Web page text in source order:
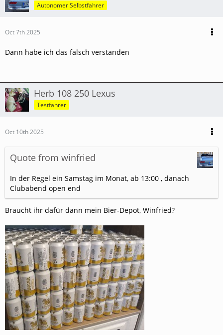
Autonomer Selbstfahrer
Oct 7th 2025
Dann habe ich das falsch verstanden
Herb 108 250 Lexus
Testfahrer
Oct 10th 2025
Quote from winfried
In der Regel ein Samstag im Monat, ab 13:00 , danach
Clubabend open end
Braucht ihr dafür dann mein Bier-Depot, Winfried?